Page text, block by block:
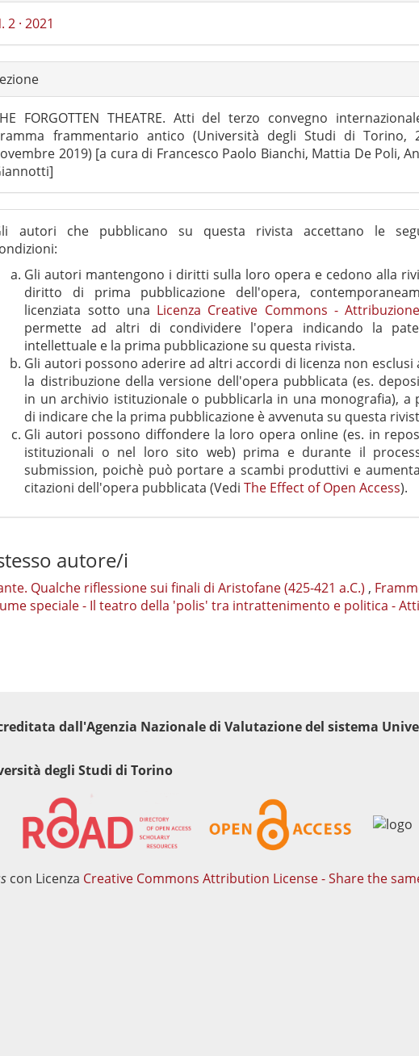
2 · 2021
FORGOTTEN THEATRE. Atti del terzo convegno
frammentario antico (Università degli Studi di Torino,
2019) [a cura di Francesco Paolo Bianchi, Mattia De Poli,
autori che pubblicano su questa rivista accettano le
Gli autori mantengono i diritti sulla loro opera e cedono alla
diritto di prima pubblicazione dell'opera,
licenziata sotto una Licenza Creative Commons - Attribuzione
permette ad altri di condividere l'opera indicando la
intellettuale e la prima pubblicazione su questa rivista.
Gli autori possono aderire ad altri accordi di licenza non esclusi
la distribuzione della versione dell'opera pubblicata (es.
in un archivio istituzionale o pubblicarla in una monografia), a
di indicare che la prima pubblicazione è avvenuta su questa
Gli autori possono diffondere la loro opera online (es. in
istituzionali o nel loro sito web) prima e durante il
submission, poichè può portare a scambi produttivi e
citazioni dell'opera pubblicata (VediThe Effect of Open Access).
autore/i
Qualche riflessione sui finali di Aristofane (425-421 a.C.) ,
speciale - Il teatro della 'polis' tra intrattenimento e politica -
dall'Agenzia Nazionale di Valutazione del sistema
degli Studi di Torino
con Licenza Creative Commons Attribution License - Share the